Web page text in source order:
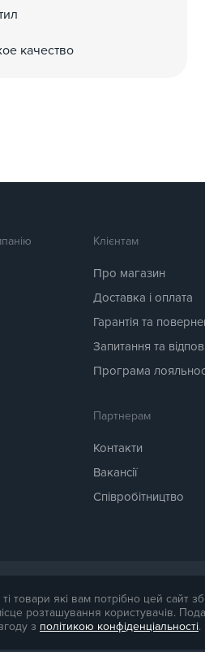
качество
Клієнтам
Про магазин
Доставка і оплата
Гарантія та
Запитання та
Програма
Партнерам
Контакти
Вакансії
Співробітництво
буде названа менеджером
доступна запосиланням. Публічна оферта
товари які вам потрібно цей сайт
розташування користувачів.
з політикою конфіденціальності.